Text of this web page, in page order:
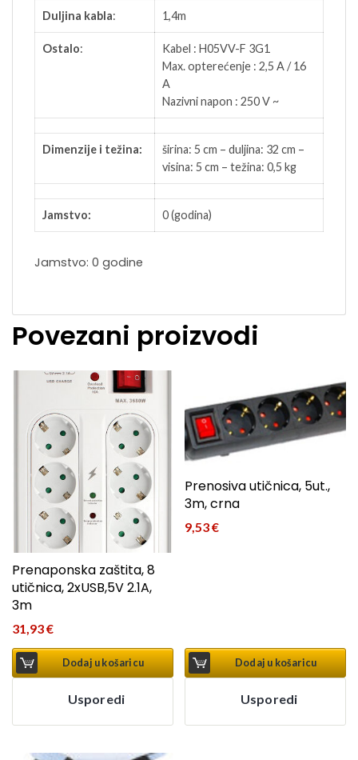
Duljina kabla: 1,4m
Ostalo:
Kabel : H05VV-F 3G1
Max. opterećenje : 2,5 A / 16
A
Nazivni napon : 250 V ~
Dimenzije i težina:
širina: 5 cm – duljina: 32 cm –
visina: 5 cm – težina: 0,5 kg
Jamstvo: 0 (godina)
Jamstvo: 0 godine
Povezani proizvodi
Prenaponska zaštita, 8
utičnica, 2xUSB,5V 2.1A,
3m
31,93€
Dodaj u košaricu
Usporedi
Prenosiva utičnica, 5ut.,
3m, crna
9,53€
Dodaj u košaricu
Usporedi